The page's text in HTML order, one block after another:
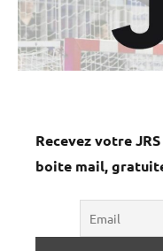
Recevez votre
boite mail,